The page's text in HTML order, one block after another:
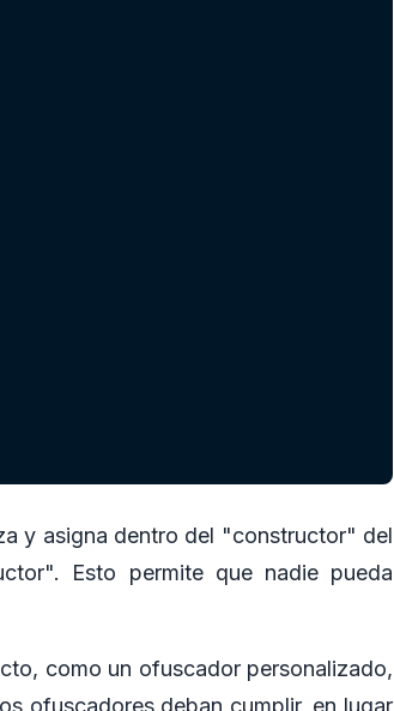
y asigna dentro del "constructor" del
Esto permite que nadie pueda
como un ofuscador personalizado,
ofuscadores deban cumplir, en lugar